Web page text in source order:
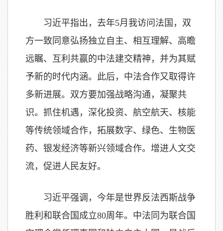
习近平指出，去年5月我访问法国，双
方一致同意弘扬独立自主、相互理解、高瞻
远瞩、互利共赢的中法建交精神，并为其赋
予新的时代内涵。此后，中法合作又取得许
多新进展。双方要加强战略沟通，凝聚共
识。抓住机遇，深化投资、航空航天、核能
等传统领域合作，拓展数字、绿色、生物医
药、银发经济等新兴领域合作。增进人文交
流，促进人民友好。
习近平强调，今年是世界反法西斯战争
胜利和联合国成立80周年。中法同为联合国